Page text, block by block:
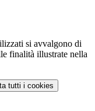
si avvalgono di
finalità illustrate nella
tutti i cookies